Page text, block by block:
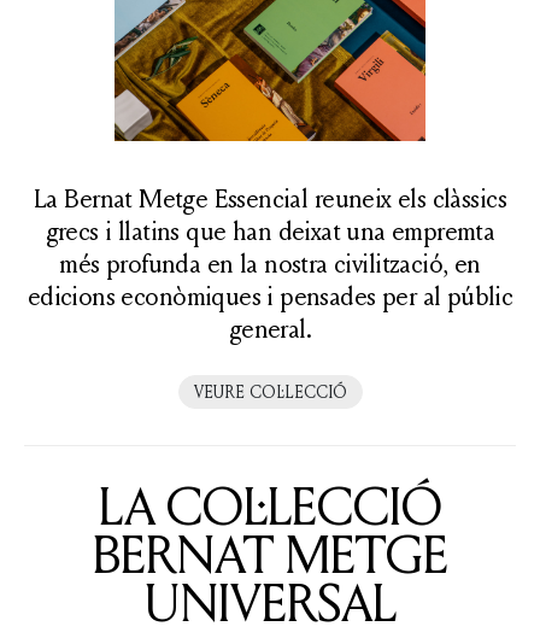
La Bernat Metge Essencial reuneix els clàssics
grecs i llatins que han deixat una empremta
més profunda en la nostra civilització, en
edicions econòmiques i pensades per al públic
general.
VEURE COL·LECCIÓ
LA COL·LECCIÓ
BERNAT METGE
UNIVERSAL